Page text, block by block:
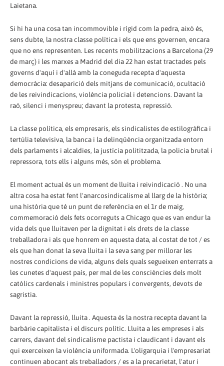
Laietana.
Si hi ha una cosa tan incommovible i rígid com la pedra, això és,
sens dubte, la nostra classe política i els que ens governen, encara
que no ens representen. Les recents mobilitzacions a Barcelona (29
de març) i les marxes a Madrid del dia 22 han estat tractades pels
governs d'aquí i d'allà amb la coneguda recepta d'aquesta
democràcia: desaparició dels mitjans de comunicació, ocultació
de les reivindicacions, violència policial i detencions. Davant la
raó, silenci i menyspreu; davant la protesta, repressió.
La classe política, els empresaris, els sindicalistes de estilogràfica i
tertúlia televisiva, la banca i la delinqüència organitzada entorn
dels parlaments i alcaldies, la justícia polititzada, la policia brutal i
repressora, tots ells i alguns més, són el problema.
El moment actual és un moment de lluita i reivindicació . No una
altra cosa ha estat fent l'anarcosindicalisme al llarg de la història;
una història que té un punt de referència en el 1r de maig,
commemoració dels fets ocorreguts a Chicago que es van endur la
vida dels que lluitaven per la dignitat i els drets de la classe
treballadora i als que honrem en aquesta data, al costat de tot / es
els que han donat la seva lluita i la seva sang per millorar les
nostres condicions de vida, alguns dels quals segueixen enterrats a
les cunetes d'aquest país, per mal de les consciències dels molt
catòlics cardenals i ministres populars i convergents, devots de
sagristia.
Davant la repressió, lluita . Aquesta és la nostra recepta davant la
barbàrie capitalista i el discurs polític. Lluita a les empreses i als
carrers, davant del sindicalisme pactista i claudicant i davant els
qui exerceixen la violència uniformada. L'oligarquia i l'empresariat
continuen abocant als treballadors / es a la precarietat, l'atur i